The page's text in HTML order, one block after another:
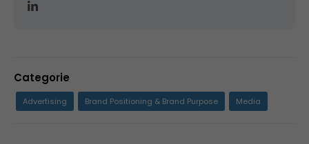
Categorie
Advertising Brand Positioning & Brand Purpose Media